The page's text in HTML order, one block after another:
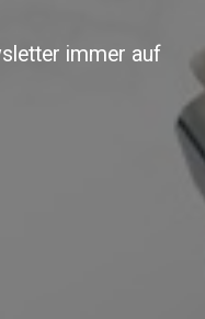
immer auf